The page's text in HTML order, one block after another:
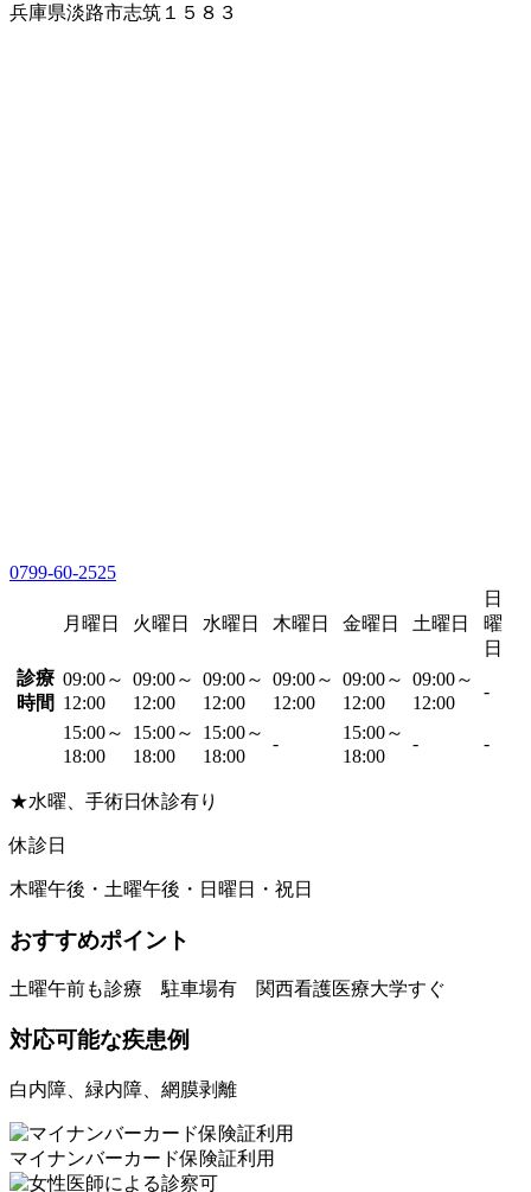
兵庫県淡路市志筑１５８３
0799-60-2525
月曜日 火曜日 水曜日 木曜日 金曜日 土曜日
日
曜
日
診療
時間
09:00～
12:00
09:00～
12:00
09:00～
12:00
09:00～
12:00
09:00～
12:00
09:00～
12:00
-
15:00～
18:00
15:00～
18:00
15:00～
18:00
-
15:00～
18:00
- -
★水曜、手術日休診有り
休診日
木曜午後・土曜午後・日曜日・祝日
おすすめポイント
土曜午前も診療 駐車場有 関西看護医療大学すぐ
対応可能な疾患例
白内障、緑内障、網膜剥離
マイナンバーカード保険証利用